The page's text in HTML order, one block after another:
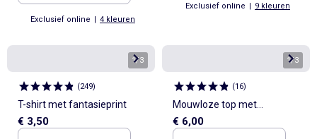
Exclusief online | 4 kleuren
Exclusief online | 9 kleuren
1/3
(249)
T-shirt met fantasieprint
€ 3,50
1/3
(16)
Mouwloze top met
fantasieborduursels
€ 6,00